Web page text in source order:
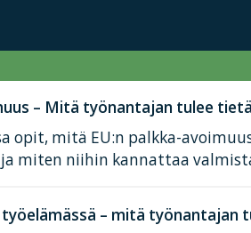
– Mitä työnantajan tulee
opit, mitä EU:n palkka-
ja miten niihin kannattaa
– mitä työnantajan